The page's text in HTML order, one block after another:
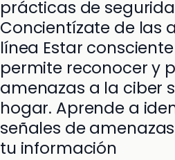
prácticas de
Concientízate de las
línea Estar
permite reconocer y
amenazas a la ciber
hogar. Aprende a
señales de
tu información